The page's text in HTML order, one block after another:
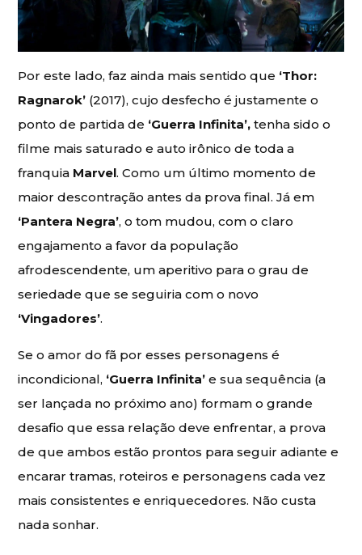
Por este lado, faz ainda mais sentido que ‘Thor:
Ragnarok’ (2017), cujo desfecho é justamente o
ponto de partida de ‘Guerra Infinita’, tenha sido o
filme mais saturado e auto irônico de toda a
franquia Marvel. Como um último momento de
maior descontração antes da prova final. Já em
‘Pantera Negra’, o tom mudou, com o claro
engajamento a favor da população
afrodescendente, um aperitivo para o grau de
seriedade que se seguiria com o novo
‘Vingadores’.
Se o amor do fã por esses personagens é
incondicional, ‘Guerra Infinita’ e sua sequência (a
ser lançada no próximo ano) formam o grande
desafio que essa relação deve enfrentar, a prova
de que ambos estão prontos para seguir adiante e
encarar tramas, roteiros e personagens cada vez
mais consistentes e enriquecedores. Não custa
nada sonhar.